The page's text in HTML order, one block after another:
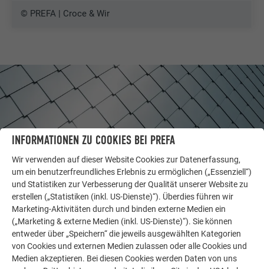
© PREFA | Croce & Wir
LASSEN SIE SICH INSPIRIEREN
WEITERE OBJEKTE
Die PREFA Referenzgalerie zeigt, wie vielseitig
INFORMATIONEN ZU COOKIES BEI PREFA
Wir verwenden auf dieser Website Cookies zur Datenerfassung,
um ein benutzerfreundliches Erlebnis zu ermöglichen („Essenziell“)
und Statistiken zur Verbesserung der Qualität unserer Website zu
erstellen („Statistiken (inkl. US-Dienste)“). Überdies führen wir
Marketing-Aktivitäten durch und binden externe Medien ein
(„Marketing & externe Medien (inkl. US-Dienste)“). Sie können
entweder über „Speichern“ die jeweils ausgewählten Kategorien
von Cookies und externen Medien zulassen oder alle Cookies und
Medien akzeptieren. Bei diesen Cookies werden Daten von uns